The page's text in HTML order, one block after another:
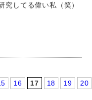
究してる偉い私（笑）
16 17 18 19
20